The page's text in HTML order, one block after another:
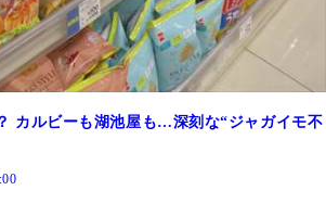
カルビーも湖池屋も…深刻な“ジャガイモ不